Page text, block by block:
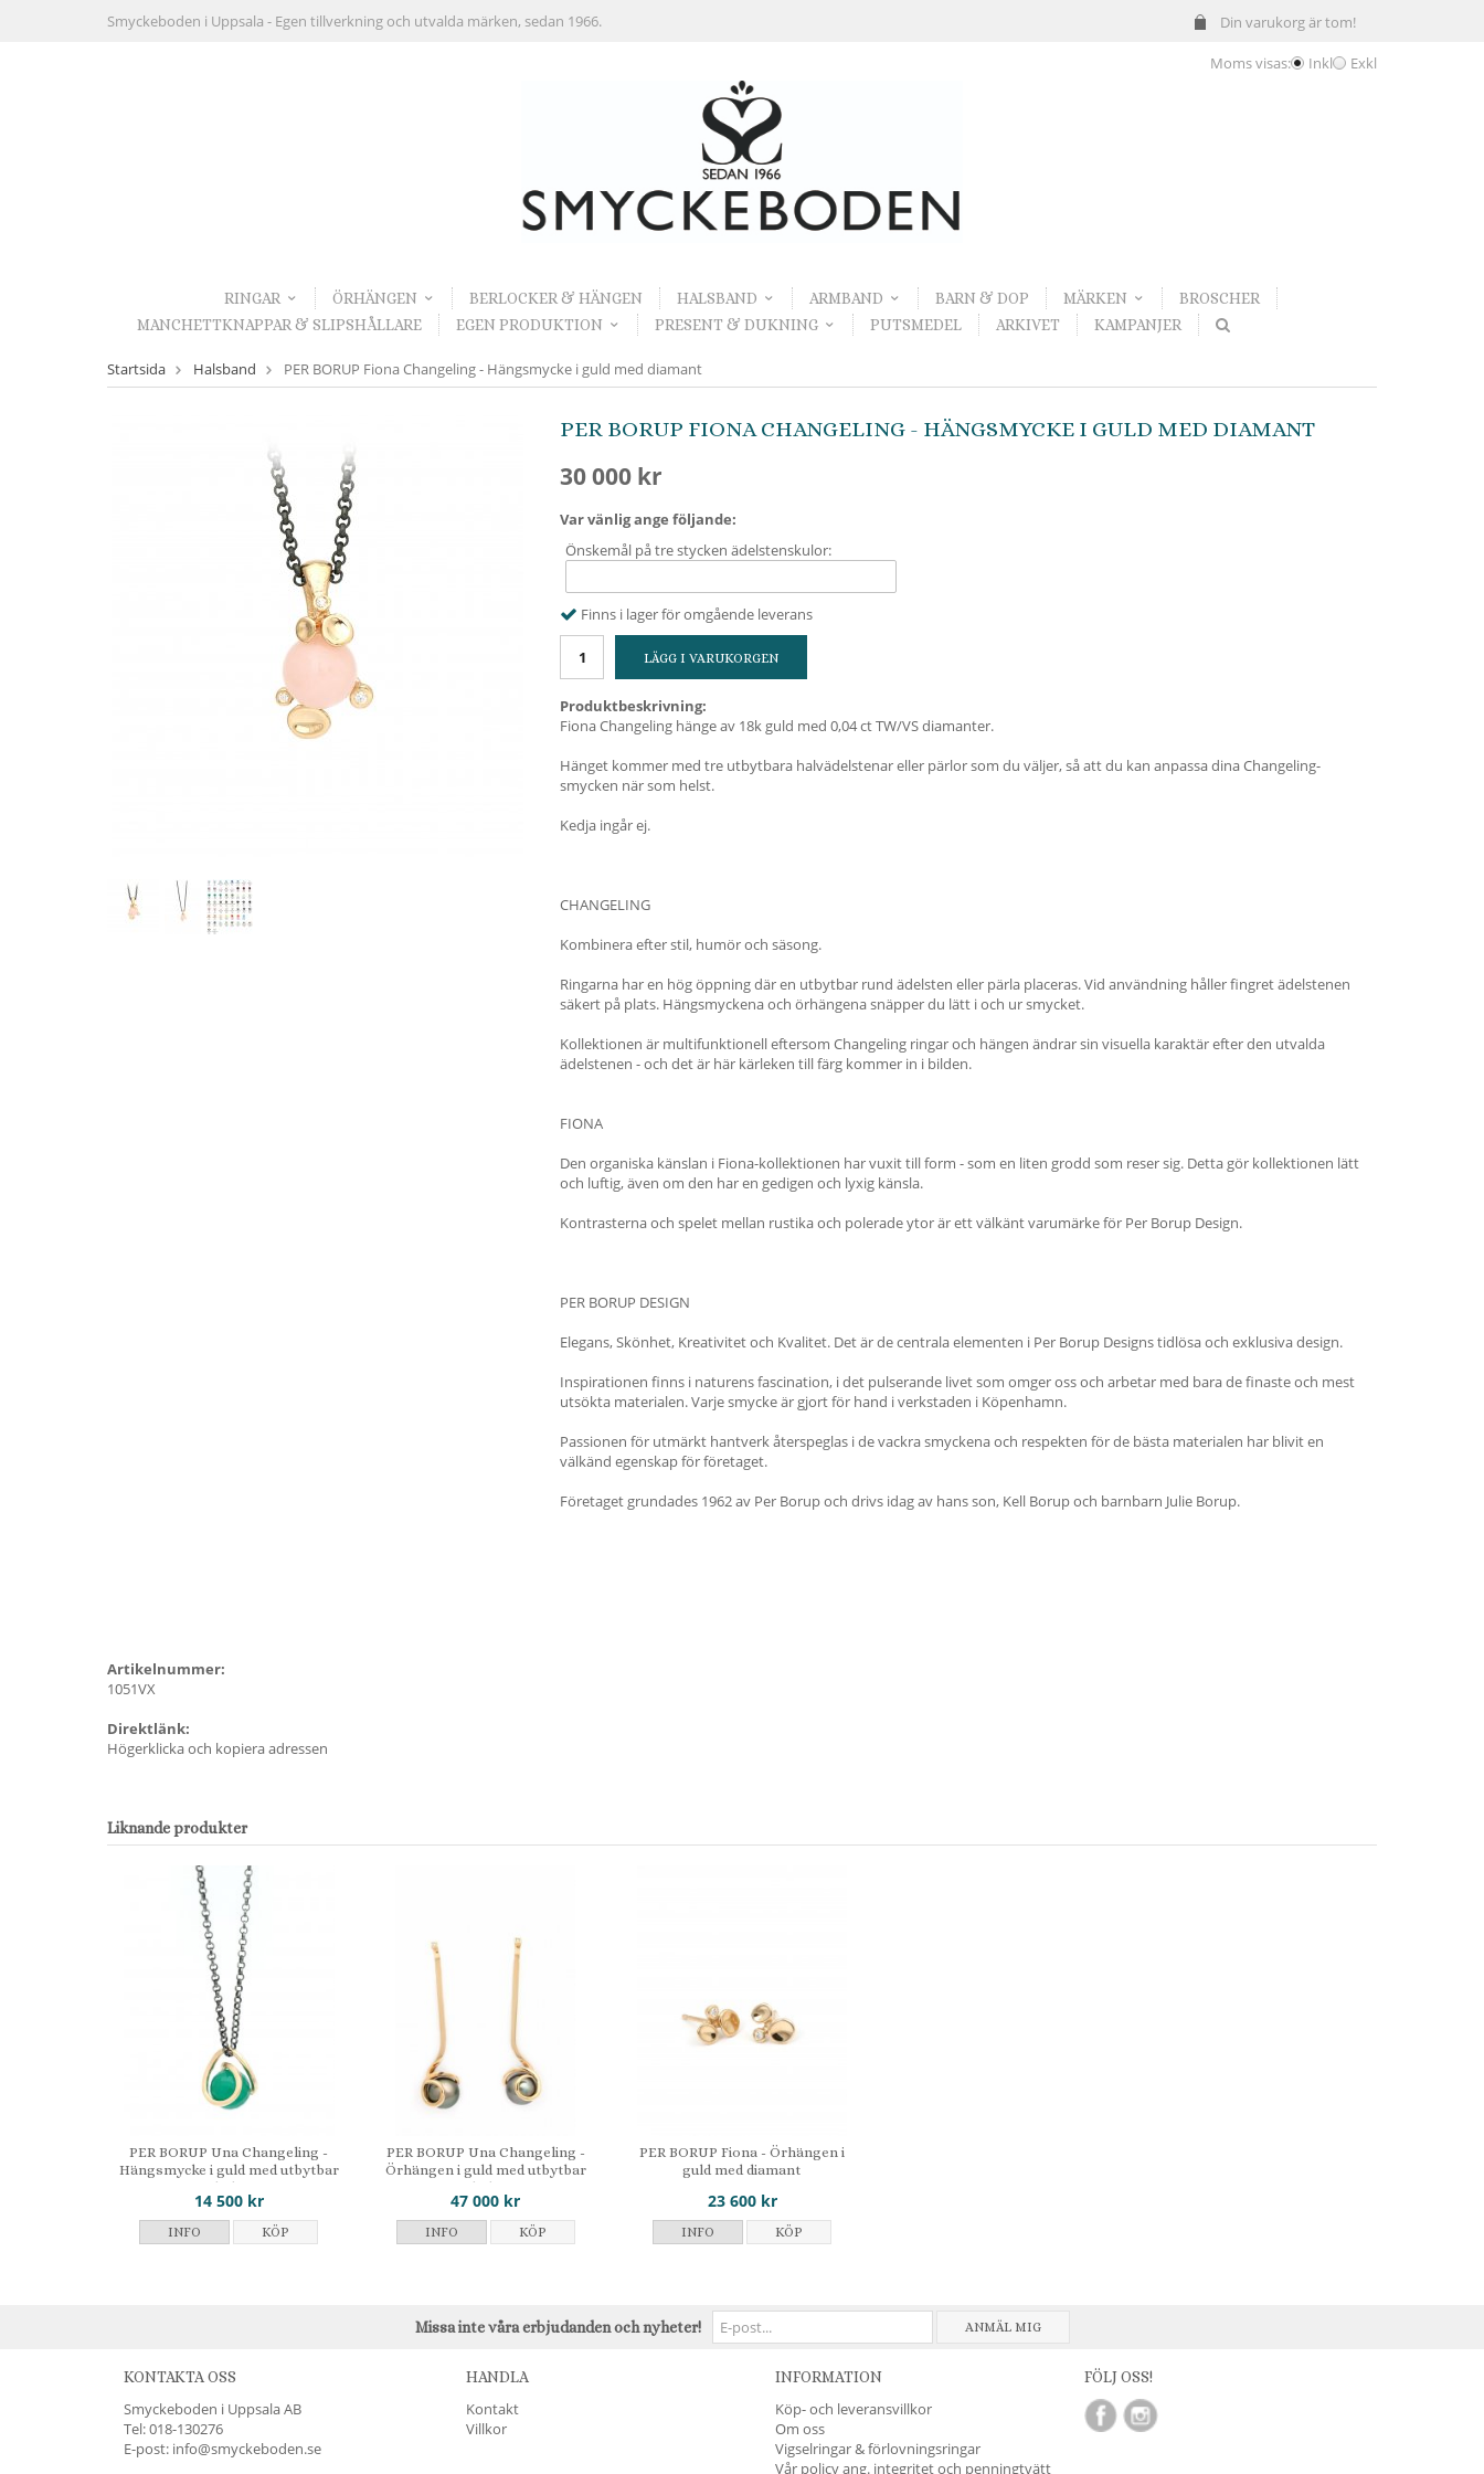
Din varukorg är tom!
Smyckeboden i Uppsala - Egen tillverkning och utvalda märken, sedan 1966.
Moms visas: Inkl Exkl
RINGAR ÖRHÄNGEN BERLOCKER & HÄNGEN HALSBAND ARMBAND BARN & DOP MÄRKEN
BROSCHER
MANCHETTKNAPPAR & SLIPSHÅLLARE
EGEN PRODUKTION PRESENT & DUKNING PUTSMEDEL ARKIVET KAMPANJER
Startsida Halsband PER BORUP Fiona Changeling - Hängsmycke i guld med diamant
PER BORUP FIONA CHANGELING - HÄNGSMYCKE I GULD MED DIAMANT
30 000 kr
Var vänlig ange följande:
Önskemål på tre stycken ädelstenskulor:
Finns i lager för omgående leverans
LÄGG I VARUKORGEN
Produktbeskrivning:
Fiona Changeling hänge av 18k guld med 0,04 ct TW/VS diamanter.
Hänget kommer med tre utbytbara halvädelstenar eller pärlor som du väljer, så att du kan anpassa dina Changeling-
smycken när som helst.
Kedja ingår ej.
CHANGELING
Kombinera efter stil, humör och säsong.
Ringarna har en hög öppning där en utbytbar rund ädelsten eller pärla placeras. Vid användning håller fingret ädelstenen
säkert på plats. Hängsmyckena och örhängena snäpper du lätt i och ur smycket.
Kollektionen är multifunktionell eftersom Changeling ringar och hängen ändrar sin visuella karaktär efter den utvalda
ädelstenen - och det är här kärleken till färg kommer in i bilden.
FIONA
Den organiska känslan i Fiona-kollektionen har vuxit till form - som en liten grodd som reser sig. Detta gör kollektionen lätt
och luftig, även om den har en gedigen och lyxig känsla.
Kontrasterna och spelet mellan rustika och polerade ytor är ett välkänt varumärke för Per Borup Design.
PER BORUP DESIGN
Elegans, Skönhet, Kreativitet och Kvalitet. Det är de centrala elementen i Per Borup Designs tidlösa och exklusiva design.
Inspirationen finns i naturens fascination, i det pulserande livet som omger oss och arbetar med bara de finaste och mest
utsökta materialen. Varje smycke är gjort för hand i verkstaden i Köpenhamn.
Passionen för utmärkt hantverk återspeglas i de vackra smyckena och respekten för de bästa materialen har blivit en
välkänd egenskap för företaget.
Företaget grundades 1962 av Per Borup och drivs idag av hans son, Kell Borup och barnbarn Julie Borup.
Artikelnummer:
1051VX
Direktlänk:
Högerklicka och kopiera adressen
Liknande produkter
PER BORUP Una Changeling -
Hängsmycke i guld med utbytbar
kula
14 500 kr
INFO KÖP
PER BORUP Una Changeling -
Örhängen i guld med utbytbar
kula
47 000 kr
INFO KÖP
PER BORUP Fiona - Örhängen i
guld med diamant
23 600 kr
INFO KÖP
Missa inte våra erbjudanden och nyheter! ANMÄL MIG
KONTAKTA OSS
Smyckeboden i Uppsala AB
Tel:018-130276
E-post: info@smyckeboden.se
HANDLA
Kontakt
Villkor
INFORMATION
Köp- och leveransvillkor
Om oss
Vigselringar & förlovningsringar
Vår policy ang. integritet och penningtvätt
FÖLJ OSS!